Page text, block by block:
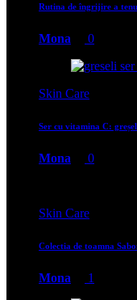
Rutina de îngrijire a
Mona 0
Skin Care
Ser cu vitamina C:
Mona 0
Skin Care
Colectia de toamna
Mona 1